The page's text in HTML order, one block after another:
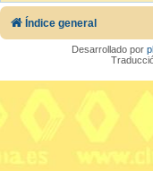
Índice general
Desarrollado por